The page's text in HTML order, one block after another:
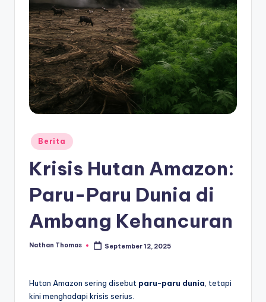
Posted
in
Berita
Krisis Hutan Amazon:
Paru-Paru Dunia di
Ambang Kehancuran
Posted
Nathan Thomas September 12, 2025
Hutan Amazon sering disebut paru-paru dunia , tetapi
kini menghadapi krisis serius.